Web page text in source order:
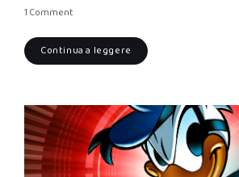
1 Comment
Continua a leggere